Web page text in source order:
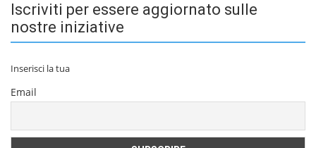
Iscriviti per essere aggiornato sulle
nostre iniziative
Inserisci la tua
Email